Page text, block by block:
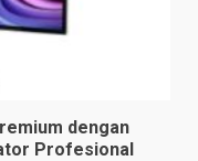
dengan
Profesional